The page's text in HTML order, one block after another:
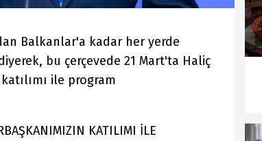
Balkanlar'a kadar her yerde
bu çerçevede 21 Mart'ta Haliç
ile program
KATILIMI İLE